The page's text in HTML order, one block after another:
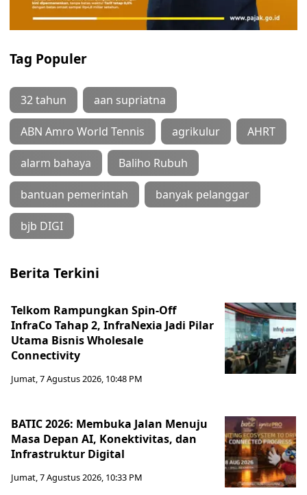
Tag Populer
32 tahun aan supriatna
ABN Amro World Tennis agrikulur AHRT
alarm bahaya Baliho Rubuh
bantuan pemerintah banyak pelanggar
bjb DIGI
Berita Terkini
Telkom Rampungkan Spin-Off
InfraCo Tahap 2, InfraNexia Jadi Pilar
Utama Bisnis Wholesale
Connectivity
Jumat, 7 Agustus 2026, 10:48 PM
BATIC 2026: Membuka Jalan Menuju
Masa Depan AI, Konektivitas, dan
Infrastruktur Digital
Jumat, 7 Agustus 2026, 10:33 PM